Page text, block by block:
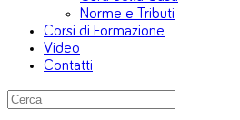
Norme e Tributi
Corsi di Formazione
Video
Contatti